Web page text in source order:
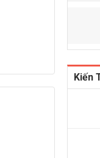
Kiến